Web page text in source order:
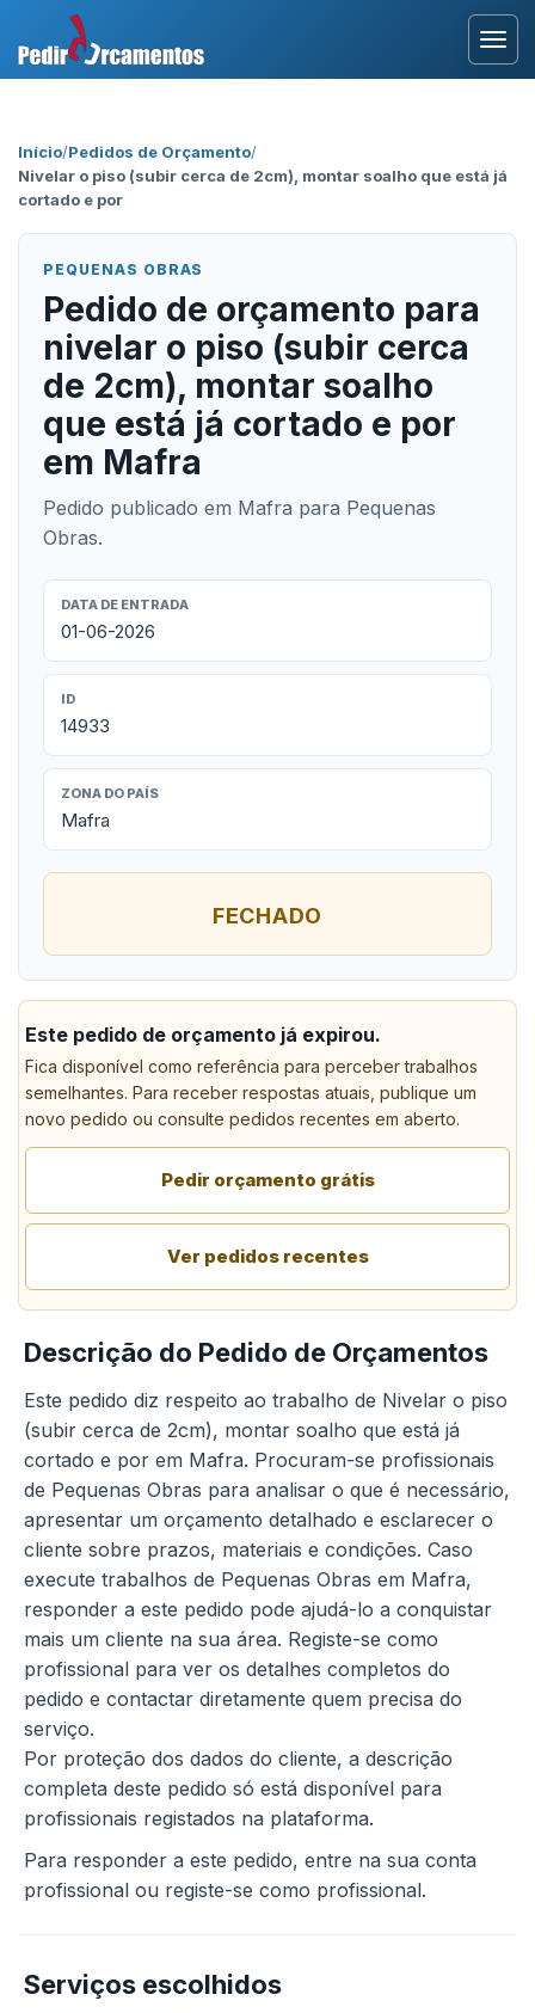
Início/Pedidos de Orçamento/
Nivelar o piso (subir cerca de 2cm), montar soalho que está já
cortado e por
PEQUENAS OBRAS
Pedido de orçamento para
nivelar o piso (subir cerca
de 2cm), montar soalho
que está já cortado e por
em Mafra
Pedido publicado em Mafra para Pequenas
Obras.
DATA DE ENTRADA
01-06-2026
ID
14933
ZONA DO PAÍS
Mafra
FECHADO
Este pedido de orçamento já expirou.
Fica disponível como referência para perceber trabalhos
semelhantes. Para receber respostas atuais, publique um
novo pedido ou consulte pedidos recentes em aberto.
Pedir orçamento grátis
Ver pedidos recentes
Descrição do Pedido de Orçamentos
Este pedido diz respeito ao trabalho de Nivelar o piso
(subir cerca de 2cm), montar soalho que está já
cortado e por em Mafra. Procuram-se profissionais
de Pequenas Obras para analisar o que é necessário,
apresentar um orçamento detalhado e esclarecer o
cliente sobre prazos, materiais e condições. Caso
execute trabalhos de Pequenas Obras em Mafra,
responder a este pedido pode ajudá-lo a conquistar
mais um cliente na sua área. Registe-se como
profissional para ver os detalhes completos do
pedido e contactar diretamente quem precisa do
serviço.
Por proteção dos dados do cliente, a descrição
completa deste pedido só está disponível para
profissionais registados na plataforma.
Para responder a este pedido, entre na sua conta
profissional ou registe-se como profissional.
Serviços escolhidos
Área Profissional
Testemunhos